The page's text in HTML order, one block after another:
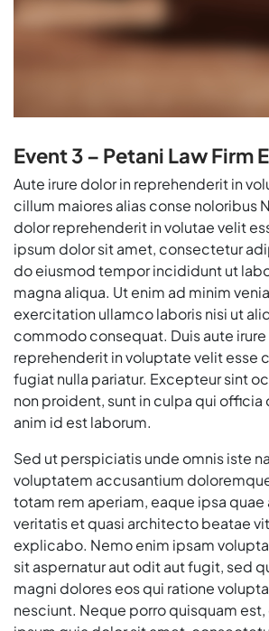
Event 3 – Petani Law Firm
Aute irure dolor in reprehenderit in
cillum maiores alias conse noloribus
dolor reprehenderit in volutae velit
ipsum dolor sit amet, consectetur
do eiusmod tempor incididunt ut
magna aliqua. Ut enim ad minim
exercitation ullamco laboris nisi ut
commodo consequat. Duis aute
reprehenderit in voluptate velit esse
fugiat nulla pariatur. Excepteur sint
non proident, sunt in culpa qui
anim id est laborum.
Sed ut perspiciatis unde omnis iste
voluptatem accusantium
totam rem aperiam, eaque ipsa quae
veritatis et quasi architecto beatae
explicabo. Nemo enim ipsam
sit aspernatur aut odit aut fugit, sed
magni dolores eos qui ratione
nesciunt. Neque porro quisquam